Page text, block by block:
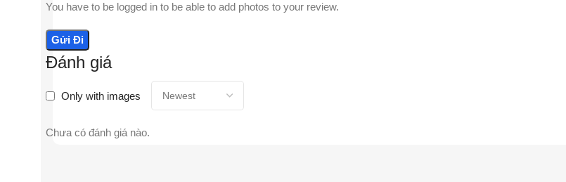
Đánh giá
Only with images
Chưa có đánh giá nào.
You have to be logged in to be able to add photos to your review.